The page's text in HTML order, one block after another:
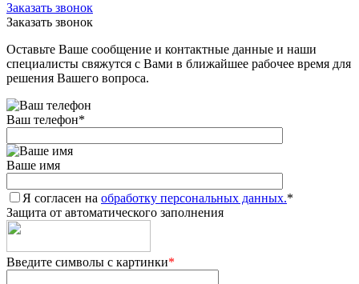
Заказать звонок
Заказать звонок
Оставьте Ваше сообщение и контактные данные и наши
специалисты свяжутся с Вами в ближайшее рабочее время для
решения Вашего вопроса.
Ваш телефон*
Ваше имя
Я согласен на обработку персональных данных.*
Защита от автоматического заполнения
Введите символы с картинки*